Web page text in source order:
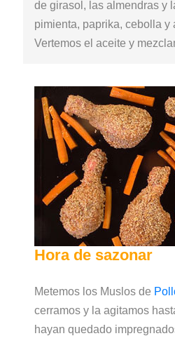
de girasol, las almendras y
pimienta, paprika, cebolla y
Vertemos el aceite y
Hora de sazonar
Metemos los Muslos de
cerramos y la agitamos
hayan quedado